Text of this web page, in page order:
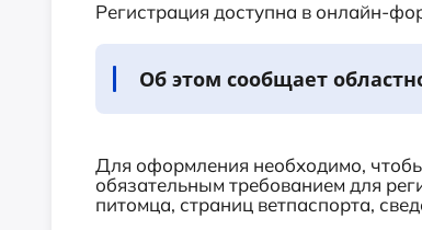
Регистрация доступна в онлайн-
Об этом сообщает
Для оформления необходимо,
обязательным требованием для
питомца, страниц ветпаспорта,